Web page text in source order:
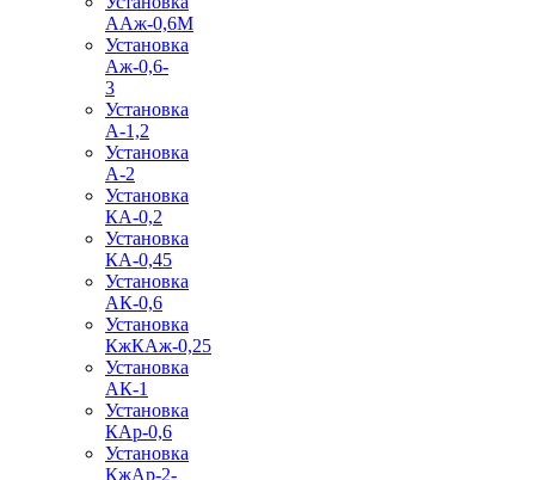
ААж-0,6М
Установка
Аж-0,6-
3
Установка
А-1,2
Установка
А-2
Установка
КА-0,2
Установка
КА-0,45
Установка
АК-0,6
Установка
КжКАж-0,25
Установка
АК-1
Установка
КАр-0,6
Установка
КжАр-2-